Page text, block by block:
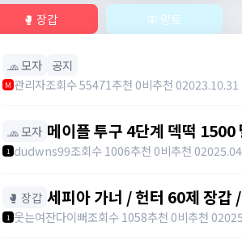
🥊 장갑 🦋 망토
🧢 모자 공지
M 관리자조회수 55471추천 0비추천 02023.10.31
🧢 모자 메이플 투구 4단계 덱떡
https://open.kakao.com/
1 dudwns99조회수 1006추천 0비추천 0
🥊 장갑 세피아 가너 / 헌터 60제 장갑 /공
https://open.kakao.com/
1 웃는여잔다이뻐조회수 1058추천 0비추천 0